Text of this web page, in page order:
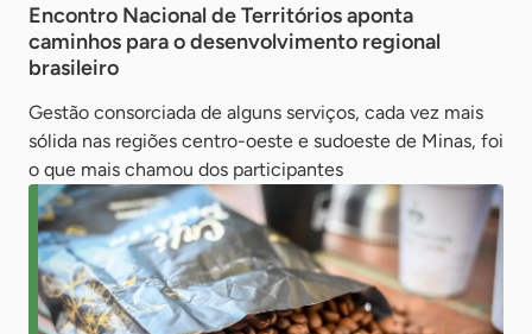
Encontro Nacional de Territórios aponta
caminhos para o desenvolvimento regional
brasileiro
Gestão consorciada de alguns serviços, cada vez mais
sólida nas regiões centro-oeste e sudoeste de Minas, foi
o que mais chamou dos participantes